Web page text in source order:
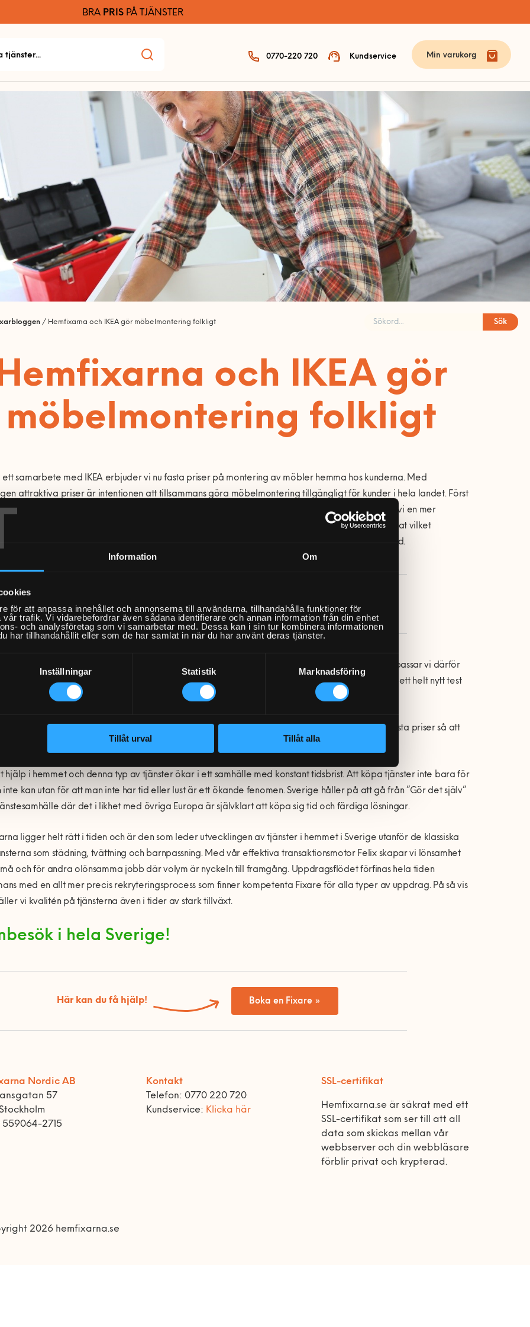
Information Om
för att anpassa innehållet och annonserna till användarna, tillhandahålla funktioner för
trafik. Vi vidarebefordrar även sådana identifierare och annan information från din enhet
och analysföretag som vi samarbetar med. Dessa kan i sin tur kombinera informationen
har tillhandahållit eller som de har samlat in när du har använt deras tjänster.
Inställningar Statistik Marknadsföring
Tillåt urval Tillåt alla
BRA PRISPÅ TJÄNSTER
0770-220 720 Kundservice Min varukorg
/ Hemfixarna och IKEA gör möbelmontering folkligt Sök
och IKEA gör
möbelmontering folkligt
ett samarbete med IKEA erbjuder vi nu fasta priser på montering av möbler hemma hos kunderna. Med
attraktiva priser är intentionen att tillsammans göra möbelmontering tillgängligt för kunder i hela landet. Först
i Stockholm som sedan januari i ett pilotprojekt testat Hemfixarna. Den 8 april lanserade vi en mer
prislista som anger exakta priser för större delen av sortimentet. Prislistan utgår från tidsestimat vilket
för Fixarna när de skall boka hembesöken samt för kunden för att veta ungefärlig montagetid.
Här kan du få hjälp! Boka en Fixare »
Hantverkshjälp växer möbelmontering kraftigt. För att öka leveranskapaciteten anpassar vi därför
av nya Fixare till rena möbelmonterare. Förutom utformning av annonseringen har även ett helt nytt test
med ökat fokus på möbelmontering och uppfästning av möbler i vägg och tak.
bli jättekul att tillsammans med IKEA göra möbelmontering folkligt med attraktiva, enkla och fasta priser så att
hjälp i hemmet och denna typ av tjänster ökar i ett samhälle med konstant tidsbrist. Att köpa tjänster inte bara för
inte kan utan för att man inte har tid eller lust är ett ökande fenomen. Sverige håller på att gå från ”Gör det själv”
där det i likhet med övriga Europa är självklart att köpa sig tid och färdiga lösningar.
ligger helt rätt i tiden och är den som leder utvecklingen av tjänster i hemmet i Sverige utanför de klassiska
som städning, tvättning och barnpassning. Med vår effektiva transaktionsmotor Felix skapar vi lönsamhet
och för andra olönsamma jobb där volym är nyckeln till framgång. Uppdragsflödet förfinas hela tiden
med en allt mer precis rekryteringsprocess som finner kompetenta Fixare för alla typer av uppdrag. På så vis
vi kvalitén på tjänsterna även i tider av stark tillväxt.
i hela Sverige!
Här kan du få hjälp! Boka en Fixare »
Nordic AB
57
Stockholm
559064-2715
Kontakt
Telefon: 0770 220 720
Kundservice: Klicka här
SSL-certifikat
Hemfixarna.se är säkrat med ett
SSL-certifikat som ser till att all
data som skickas mellan vår
webbserver och din webbläsare
förblir privat och krypterad.
2026 hemfixarna.se